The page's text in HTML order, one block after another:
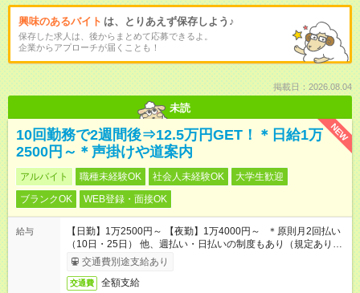
興味のあるバイト は、とりあえず保存しよう♪
保存した求人は、後からまとめて応募できるよ。
企業からアプローチが届くことも！
掲載日：2026.08.04
未読
NEW
10回勤務で2週間後⇒12.5万円GET！＊日給1万
2500円～＊声掛けや道案内
アルバイト 職種未経験OK 社会人未経験OK
大学生歓迎
ブランクOK
WEB登録・面接OK
給与
【日勤】1万2500円～ 【夜勤】1万4000円～ ＊原則月2回払い
（10日・25日） 他、週払い・日払いの制度もあり（規定あり）
＃日収1万円以上
交通費別途支給あり
交通費 全額支給